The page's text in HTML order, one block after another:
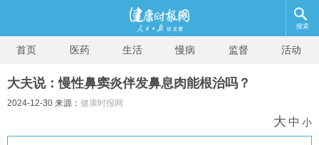
搜索
首页 医药 生活 慢病 监督 活动
大夫说：慢性鼻窦炎伴发鼻息肉能根治吗？
2024-12-30 来源： 健康时报网
大 中 小